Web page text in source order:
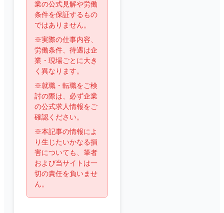
業の公式見解や労働
条件を保証するもの
ではありません。
※実際の仕事内容、
労働条件、待遇は企
業・現場ごとに大き
く異なります。
※就職・転職をご検
討の際は、必ず企業
の公式求人情報をご
確認ください。
※本記事の情報によ
り生じたいかなる損
害についても、筆者
および当サイトは一
切の責任を負いませ
ん。